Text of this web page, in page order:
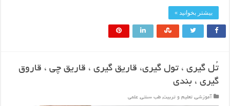
بیشتر بخوانید »
تُل گیری ، تول گیری، قاریق گیری ، قاریق‌ چی ، قاروق
گیری ، بندی
آموزشی, تعلیم و تربیت, طب سنتی, علمی